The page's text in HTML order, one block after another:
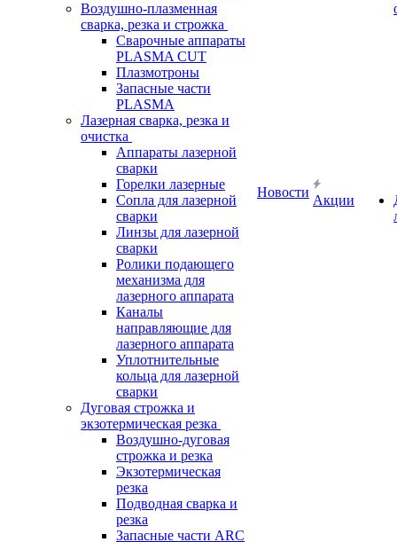
Воздушно-плазменная
сварка, резка и строжка
Сварочные аппараты
PLASMA CUT
Плазмотроны
Запасные части
PLASMA
Лазерная сварка, резка и
очистка
Аппараты лазерной
сварки
Горелки лазерные
Сопла для лазерной
сварки
Линзы для лазерной
сварки
Ролики подающего
механизма для
лазерного аппарата
Каналы
направляющие для
лазерного аппарата
Уплотнительные
кольца для лазерной
сварки
Дуговая строжка и
экзотермическая резка
Воздушно-дуговая
строжка и резка
Экзотермическая
резка
Подводная сварка и
резка
Запасные части ARC
Новости
Акции